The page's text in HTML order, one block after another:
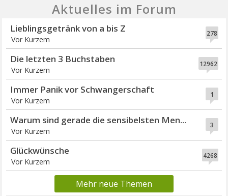
Aktuelles im Forum
278
Lieblingsgetränk von a bis Z
Vor Kurzem
12962
Die letzten 3 Buchstaben
Vor Kurzem
1
Immer Panik vor Schwangerschaft
Vor Kurzem
3
Warum sind gerade die sensibelsten Men...
Vor Kurzem
4268
Glückwünsche
Vor Kurzem
Mehr neue Themen